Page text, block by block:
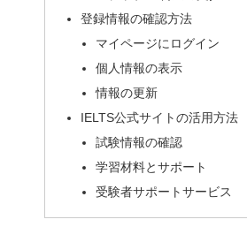
登録情報の確認方法
マイページにログイン
個人情報の表示
情報の更新
IELTS公式サイトの活用方法
試験情報の確認
学習材料とサポート
受験者サポートサービス